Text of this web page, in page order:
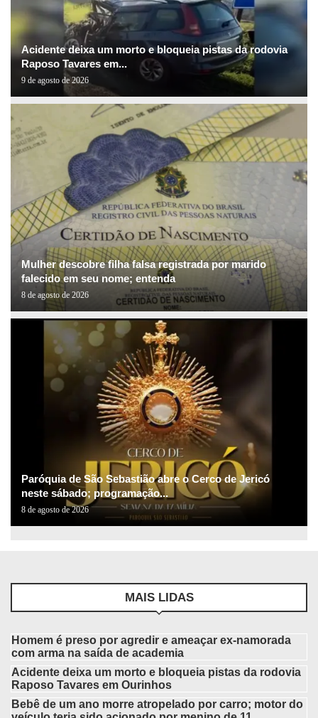
Acidente deixa um morto e bloqueia pistas da rodovia
Raposo Tavares em...
9 de agosto de 2026
Mulher descobre filha falsa registrada por marido
falecido em seu nome; entenda
8 de agosto de 2026
Paróquia de São Sebastião abre o Cerco de Jericó
neste sábado; programação...
8 de agosto de 2026
MAIS LIDAS
Homem é preso por agredir e ameaçar ex-namorada
com arma na saída de academia
Acidente deixa um morto e bloqueia pistas da rodovia
Raposo Tavares em Ourinhos
Bebê de um ano morre atropelado por carro; motor do